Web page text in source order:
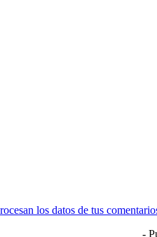
los datos de tus
-